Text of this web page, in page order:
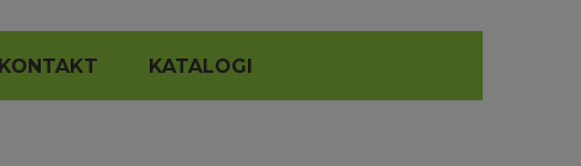
KONTAKT KATALOGI